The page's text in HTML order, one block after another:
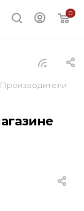
0
Производители